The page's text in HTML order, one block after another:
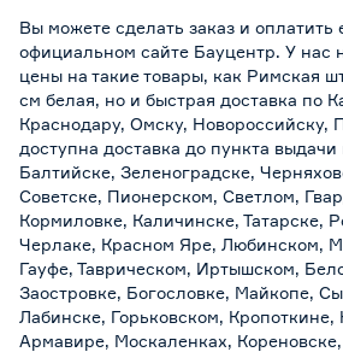
Вы можете сделать заказ и оплатить
официальном сайте Бауцентр. У нас
цены на такие товары, как Римская
см белая, но и быстрая доставка по
Краснодару, Омску, Новороссийску,
доступна доставка до пункта выдачи
Балтийске, Зеленоградске,
Советске, Пионерском, Светлом,
Кормиловке, Каличинске, Татарске,
Черлаке, Красном Яре, Любинском,
Гауфе, Таврическом, Иртышском,
Заостровке, Богословке, Майкопе,
Лабинске, Горьковском,
Армавире, Москаленках,